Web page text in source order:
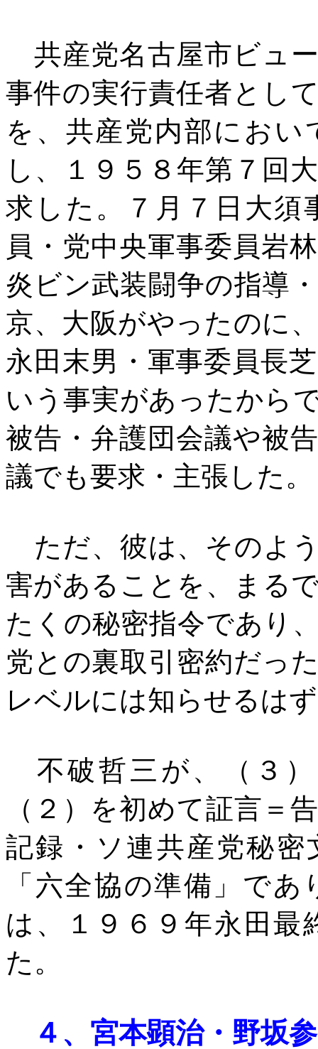
共産党名古屋市ビュ
事件の実行責任者とし
を、共産党内部におい
し、１９５８年第７回
求した。７月７日大須
員・党中央軍事委員岩
炎ビン武装闘争の指導
京、大阪がやったのに
永田末男・軍事委員長
いう事実があったから
被告・弁護団会議や被
議でも要求・主張した。
ただ、彼は、そのよ
害があることを、まる
たくの秘密指令であり
党との裏取引密約だっ
レベルには知らせるは
不破哲三が、（３
（２）を初めて証言＝
記録・ソ連共産党秘密
「六全協の準備」で
は、１９６９年永田最
た。
４、 宮本顕治・野坂